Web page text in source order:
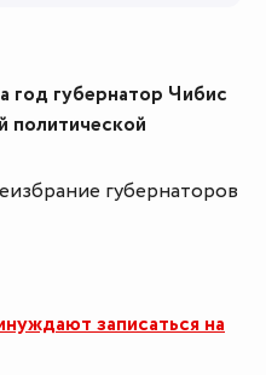
год губернатор Чибис
политической
губернаторов
записаться на